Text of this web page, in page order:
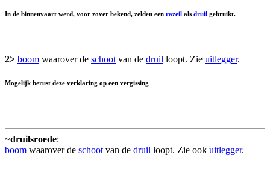
In de binnenvaart werd, voor zover bekend, zelden een razeil als druil gebruikt.
2> boom waarover de schoot van de druil loopt. Zie uitlegger.
Mogelijk berust deze verklaring op een vergissing
~druilsroede:
boom waarover de schootvan de druil loopt. Zie ook uitlegger.